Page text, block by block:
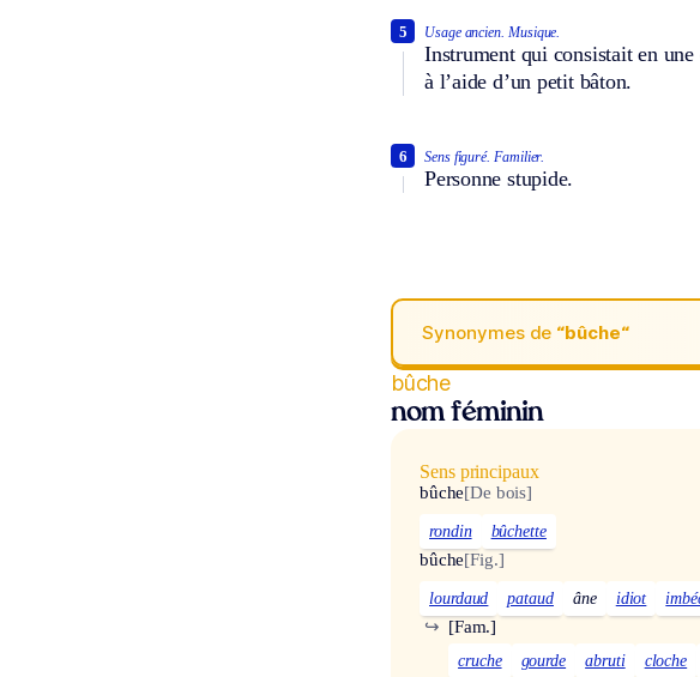
Usage ancien. Musique.
Instrument qui consistait en
à l’aide d’un petit bâton.
5
Sens figuré. Familier.
Personne stupide.
6
Synonymes de “bûche“
bûche
nom féminin
Sens principaux
bûche[De bois]
rondin bûchette
bûche[Fig.]
lourdaud pataud âne idiot
[Fam.]
↪
cruche gourde abruti cloche